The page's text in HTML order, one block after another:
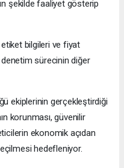
şekilde faaliyet gösterip
bilgileri ve fiyat
sürecinin diğer
ekiplerinin gerçekleştirdiği
korunması, güvenilir
ekonomik açıdan
hedefleniyor.